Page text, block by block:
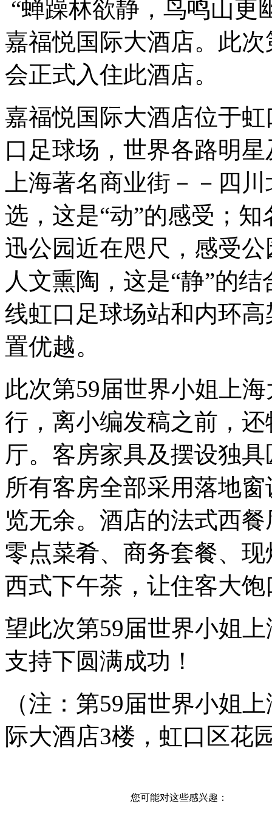
“蝉躁林欲静，鸟鸣山更
嘉福悦国际大酒店。此
会正式入住此酒店。
嘉福悦国际大酒店位于
口足球场，世界各路明
上海著名商业街－－四
选，这是“动”的感受；
迅公园近在咫尺，感受
人文熏陶，这是“静”的
线虹口足球场站和内环
置优越。
此次第59届世界小姐上
行，离小编发稿之前，
厅。客房家具及摆设独
所有客房全部采用落地
览无余。酒店的法式西
零点菜肴、商务套餐、
西式下午茶，让住客大饱
望此次第59届世界小姐
支持下圆满成功！
（注：第59届世界小姐
际大酒店3楼，虹口区花
您可能对这些感兴趣：